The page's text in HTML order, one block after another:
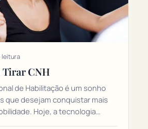
leitura
Tirar CNH
de Habilitação é um sonho
que desejam conquistar mais
Hoje, a tecnologia…